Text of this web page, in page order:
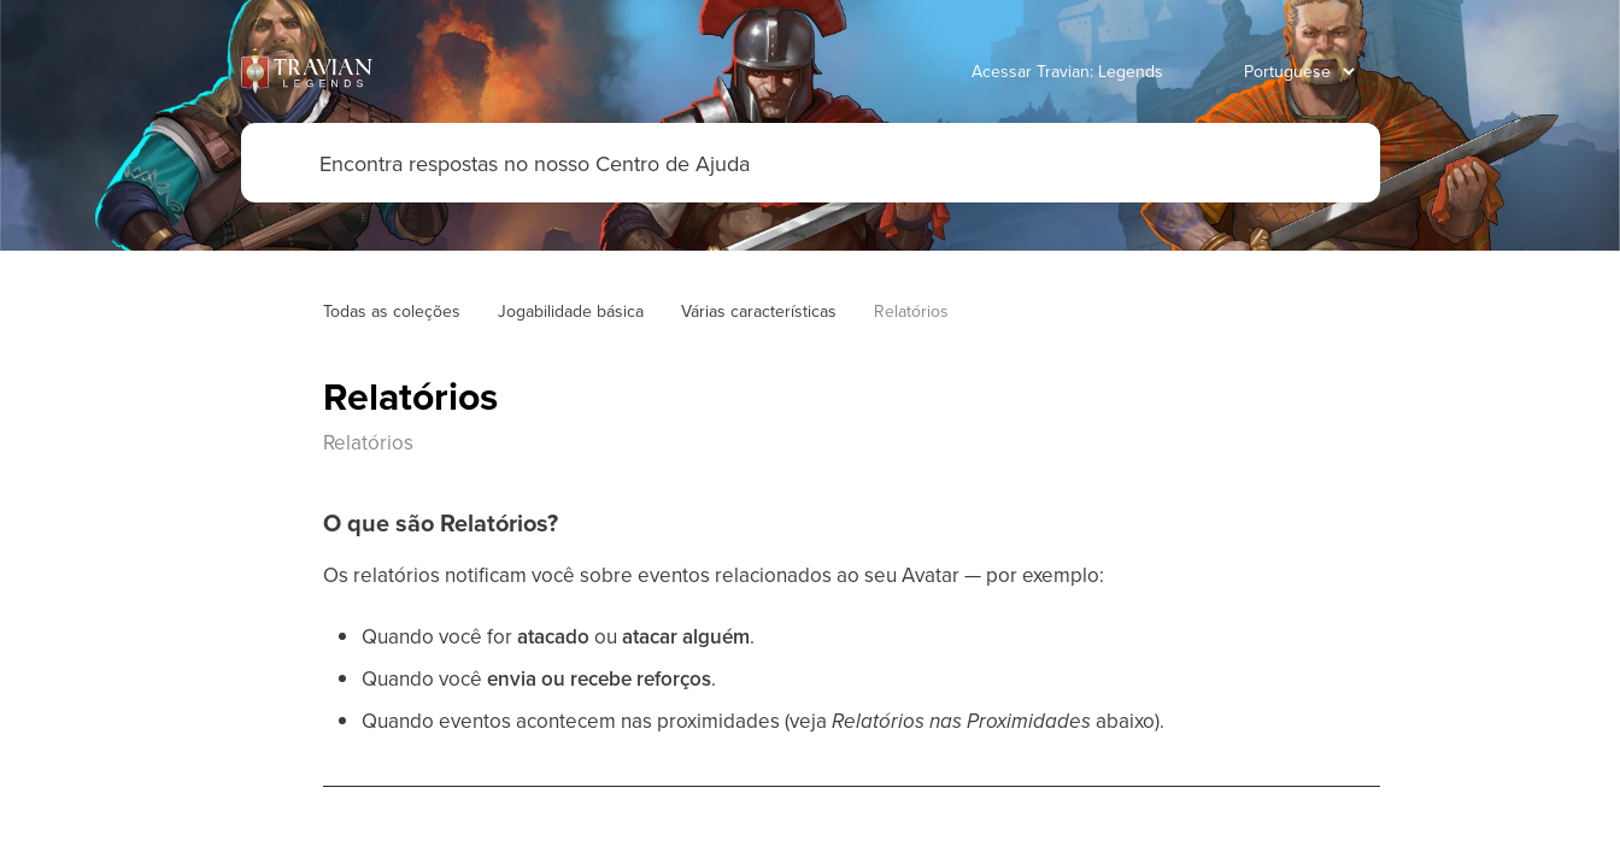
Acessar Travian: Legends
Todas as coleções Jogabilidade básica Várias características Relatórios
Relatórios
Relatórios
O que são Relatórios?
Os relatórios notificam você sobre eventos relacionados ao seu Avatar — por exemplo:
Quando você foratacado ouatacar alguém.
Quando vocêenvia ou recebe reforços.
Quando eventos acontecem nas proximidades (vejaRelatórios nas Proximidades abaixo).